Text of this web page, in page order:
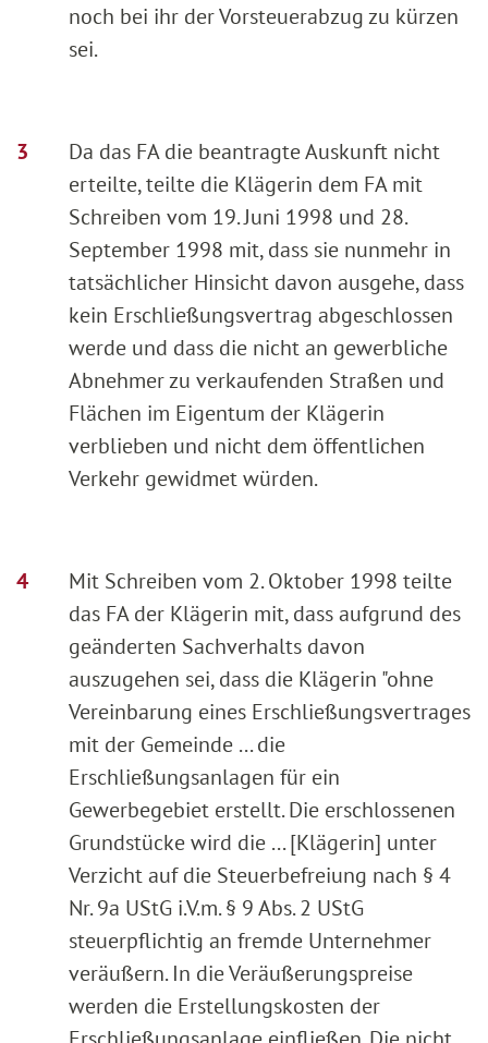
noch bei ihr der Vorsteuerabzug zu kürzen
sei.
Da das FA die beantragte Auskunft nicht
erteilte, teilte die Klägerin dem FA mit
Schreiben vom 19. Juni 1998 und 28.
September 1998 mit, dass sie nunmehr in
tatsächlicher Hinsicht davon ausgehe, dass
kein Erschließungsvertrag abgeschlossen
werde und dass die nicht an gewerbliche
Abnehmer zu verkaufenden Straßen und
Flächen im Eigentum der Klägerin
verblieben und nicht dem öffentlichen
Verkehr gewidmet würden.
Mit Schreiben vom 2. Oktober 1998 teilte
das FA der Klägerin mit, dass aufgrund des
geänderten Sachverhalts davon
auszugehen sei, dass die Klägerin "ohne
Vereinbarung eines Erschließungsvertrages
mit der Gemeinde ... die
Erschließungsanlagen für ein
Gewerbegebiet erstellt. Die erschlossenen
Grundstücke wird die ... [Klägerin] unter
Verzicht auf die Steuerbefreiung nach § 4
Nr. 9a UStG i.V.m. § 9 Abs. 2 UStG
steuerpflichtig an fremde Unternehmer
veräußern. In die Veräußerungspreise
werden die Erstellungskosten der